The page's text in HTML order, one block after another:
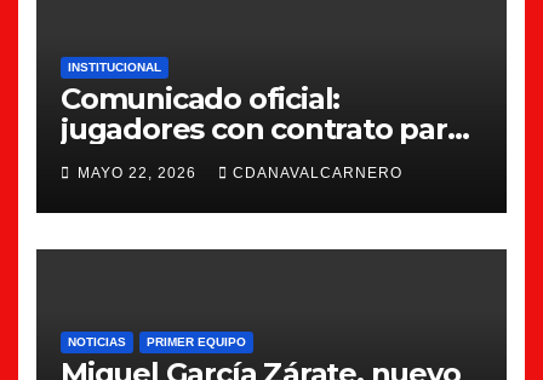
INSTITUCIONAL
Comunicado oficial:
jugadores con contrato para
la 26/27
MAYO 22, 2026 CDANAVALCARNERO
NOTICIAS PRIMER EQUIPO